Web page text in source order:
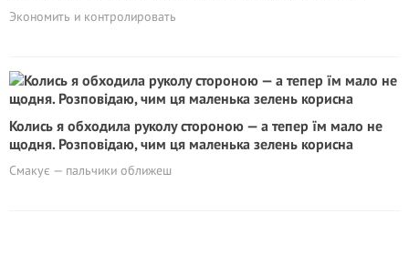
Экономить и контролировать
Колись я обходила руколу стороною — а тепер їм мало не
щодня. Розповідаю, чим ця маленька зелень корисна
Смакує — пальчики оближеш